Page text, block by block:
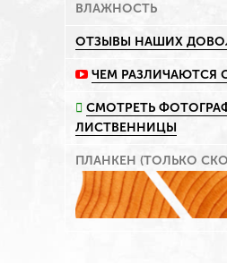
ВЛАЖНОСТЬ
ОТЗЫВЫ НАШИХ
ЧЕМ РАЗЛИЧАЮТСЯ
СМОТРЕТЬ
ЛИСТВЕННИЦЫ
ПЛАНКЕН (ТОЛЬКО